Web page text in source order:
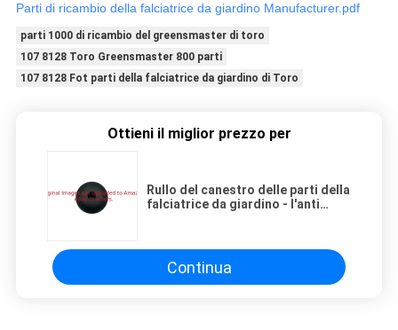
Parti di ricambio della falciatrice da giardino Manufacturer.pdf
parti 1000 di ricambio del greensmaster di toro
107 8128 Toro Greensmaster 800 parti
107 8128 Fot parti della falciatrice da giardino di Toro
Ottieni il miglior prezzo per
Rullo del canestro delle parti della
falciatrice da giardino - l'anti
Continua